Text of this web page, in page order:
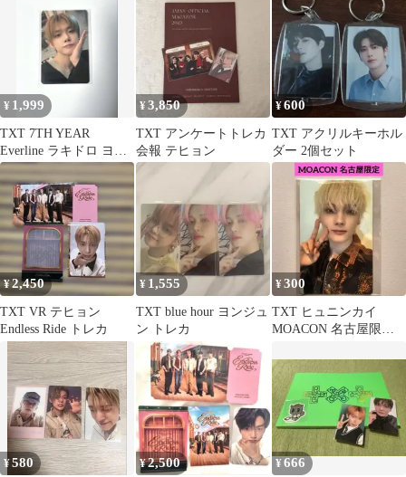
¥ 1,999
TXT 7TH YEAR
Everline ラキドロ ヨン
ジュン トレカ
¥3,850
TXT アンケートトレカ
会報 テヒョン
¥600
TXT アクリルキーホル
ダー 2個セット
¥2,450
TXT VR テヒョン
Endless Ride トレカ
¥ 1,555
TXT blue hour ヨンジュ
ン トレカ
¥300
TXT ヒュニンカイ
MOACON 名古屋限定
¥580 ¥2,500 ¥666